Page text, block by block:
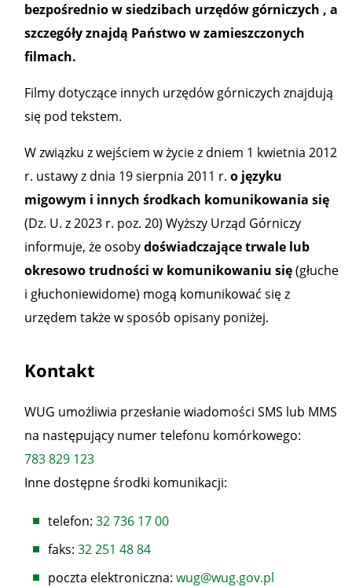
bezpośrednio w siedzibach urzędów górniczych , a
szczegóły znajdą Państwo w zamieszczonych
filmach.
Filmy dotyczące innych urzędów górniczych znajdują
się pod tekstem.
W związku z wejściem w życie z dniem 1 kwietnia 2012
r. ustawy z dnia 19 sierpnia 2011 r. o języku
migowym i innych środkach komunikowania się
(Dz. U. z 2023 r. poz. 20) Wyższy Urząd Górniczy
informuje, że osobydoświadczające trwale lub
okresowo trudności w komunikowaniu się(głuche
i głuchoniewidome) mogą komunikować się z
urzędem także w sposób opisany poniżej.
Kontakt
WUG umożliwia przesłanie wiadomości SMS lub MMS
na następujący numer telefonu komórkowego:
783 829 123
Inne dostępne środki komunikacji:
telefon: 32 736 17 00
faks: 32 251 48 84
poczta elektroniczna: wug@wug.gov.pl